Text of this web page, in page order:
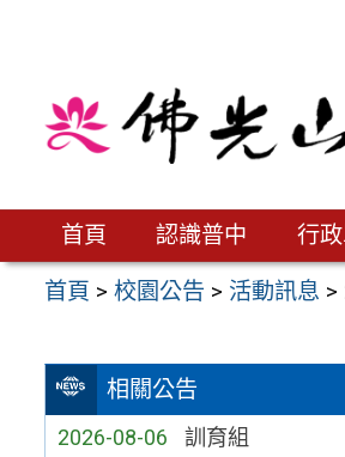
首頁 認識普中 行
首頁 >校園公告 > 活動訊息 >
相關公告
2026-08-06 訓育組